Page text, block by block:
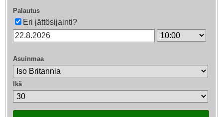
Palautus
Eri jättösijainti?
Asuinmaa
Ikä